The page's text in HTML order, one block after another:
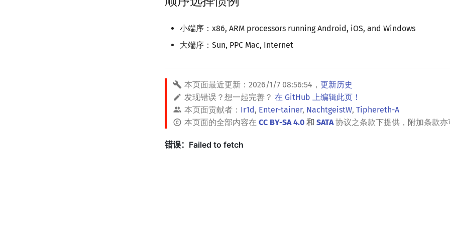
小端序：x86, ARM processors running Android, iOS, and Windows
大端序：Sun, PPC Mac, Internet
本页面最近更新： 2026/1/7 08:56:54 ， 更新历史
发现错误？想一起完善？ 在 GitHub 上编辑此页！
本页面贡献者： Ir1d, Enter-tainer, NachtgeistW, Tiphereth-A
本页面的全部内容在 CC BY-SA 4.0 和 SATA协议之条款下提供，附加条款亦